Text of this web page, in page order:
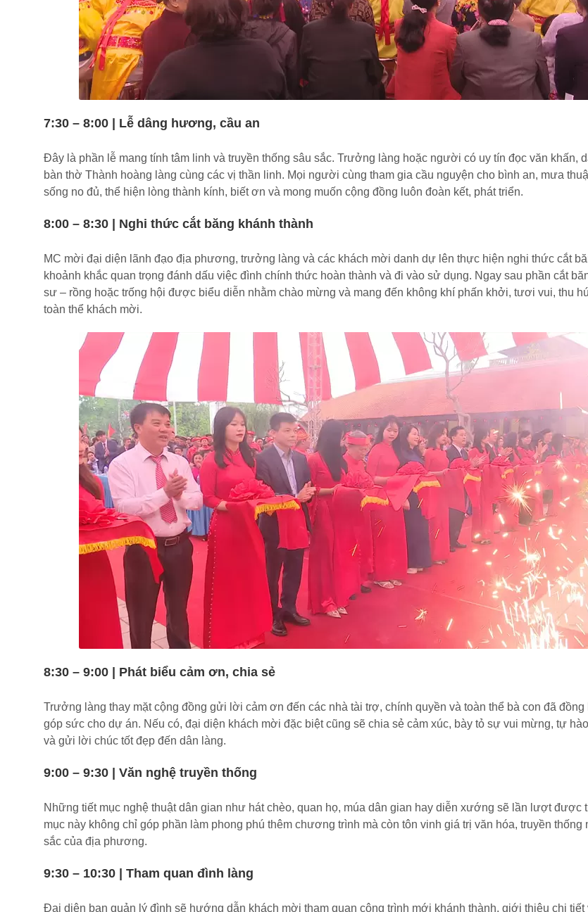
7:30 – 8:00 | Lễ dâng hương, cầu an
Đây là phần lễ mang tính tâm linh và truyền thống sâu sắc. Trưởng làng hoặc người có uy tín đọc văn khấn,
bàn thờ Thành hoàng làng cùng các vị thần linh. Mọi người cùng tham gia cầu nguyện cho bình an, mưa
sống no đủ, thể hiện lòng thành kính, biết ơn và mong muốn cộng đồng luôn đoàn kết, phát triển.
8:00 – 8:30 | Nghi thức cắt băng khánh thành
MC mời đại diện lãnh đạo địa phương, trưởng làng và các khách mời danh dự lên thực hiện nghi thức cắt
khoảnh khắc quan trọng đánh dấu việc đình chính thức hoàn thành và đi vào sử dụng. Ngay sau phần cắt
sư – rồng hoặc trống hội được biểu diễn nhằm chào mừng và mang đến không khí phấn khởi, tươi vui, thu
toàn thể khách mời.
8:30 – 9:00 | Phát biểu cảm ơn, chia sẻ
Trưởng làng thay mặt cộng đồng gửi lời cảm ơn đến các nhà tài trợ, chính quyền và toàn thể bà con đã đồng
góp sức cho dự án. Nếu có, đại diện khách mời đặc biệt cũng sẽ chia sẻ cảm xúc, bày tỏ sự vui mừng, tự
và gửi lời chúc tốt đẹp đến dân làng.
9:00 – 9:30 | Văn nghệ truyền thống
Những tiết mục nghệ thuật dân gian như hát chèo, quan họ, múa dân gian hay diễn xướng sẽ lần lượt được
mục này không chỉ góp phần làm phong phú thêm chương trình mà còn tôn vinh giá trị văn hóa, truyền thống
sắc của địa phương.
9:30 – 10:30 | Tham quan đình làng
Đại diện ban quản lý đình sẽ hướng dẫn khách mời tham quan công trình mới khánh thành, giới thiệu chi tiết